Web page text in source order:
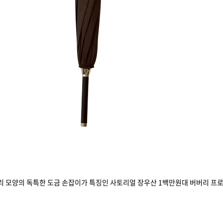
모양의 독특한 도금 손잡이가 특징인 사토리얼 장우산 1백만원대 버버리 프